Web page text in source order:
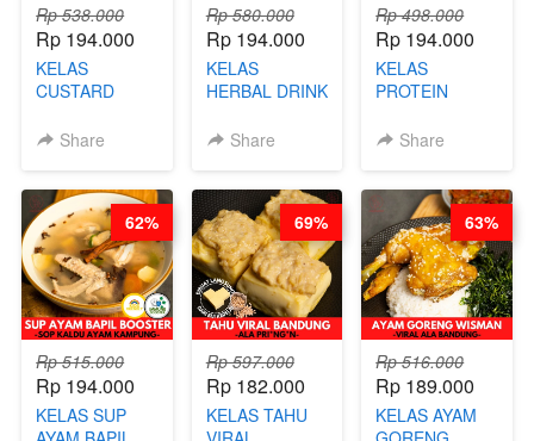
Rp 538.000
Rp 194.000
KELAS
CUSTARD
STEAM BUN
CHEF DITA
Share
Rp 580.000
Rp 194.000
KELAS
HERBAL DRINK
RADANG &
BARISTA
ARISUDANA
Share
Rp 498.000
Rp 194.000
KELAS
PROTEIN
CHIPS -
RENDAH
KALORI
GLUTEN FREE
BY CHEF DITA
Share
Rp 515.000
Rp 194.000
KELAS SUP
62%
Rp 597.000
Rp 182.000
KELAS TAHU
69%
Rp 516.000
Rp 189.000
KELAS AYAM
63%